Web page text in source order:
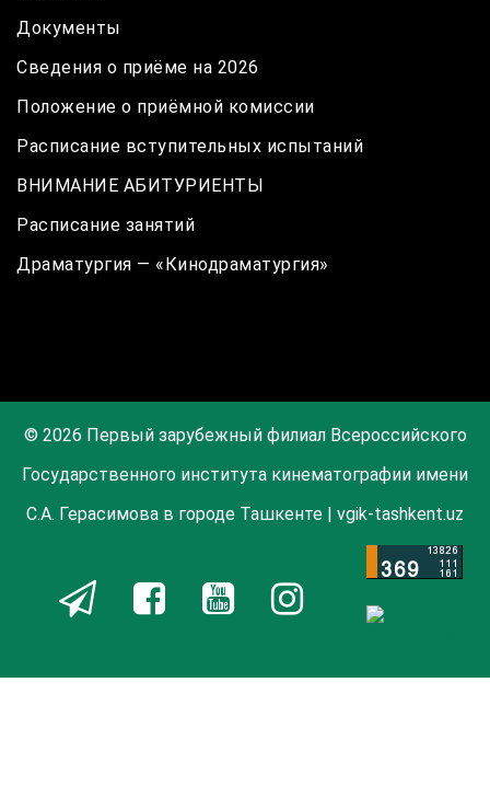
Документы
Сведения о приёме на 2026
Положение о приёмной комиссии
Расписание вступительных испытаний
ВНИМАНИЕ АБИТУРИЕНТЫ
Расписание занятий
Драматургия — «Кинодраматургия»
© 2026 Первый зарубежный филиал Всероссийского
Государственного института кинематографии имени
С.А. Герасимова в городе Ташкенте | vgik-tashkent.uz